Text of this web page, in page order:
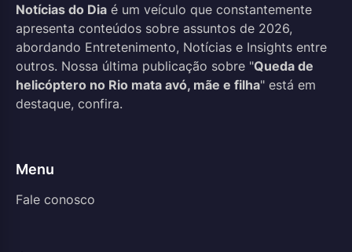
Notícias do Dia é um veículo que constantemente
apresenta conteúdos sobre assuntos de 2026,
abordando Entretenimento, Notícias e Insights entre
outros. Nossa última publicação sobre "Queda de
helicóptero no Rio mata avó, mãe e filha" está em
destaque, confira.
Menu
Fale conosco